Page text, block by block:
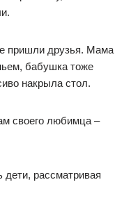
пришли друзья. Мама
бабушка тоже
накрыла стол.
своего любимца –
рассматривая